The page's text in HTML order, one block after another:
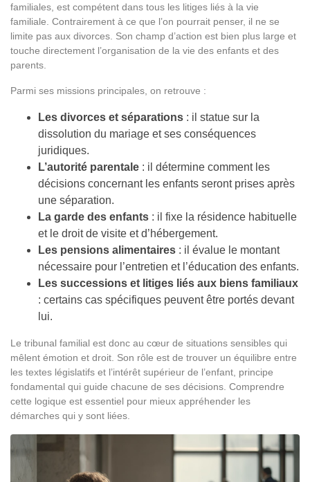
familiales, est compétent dans tous les litiges liés à la vie
familiale. Contrairement à ce que l’on pourrait penser, il ne se
limite pas aux divorces. Son champ d’action est bien plus large et
touche directement l’organisation de la vie des enfants et des
parents.
Parmi ses missions principales, on retrouve :
Les divorces et séparations : il statue sur la
dissolution du mariage et ses conséquences
juridiques.
L’autorité parentale : il détermine comment les
décisions concernant les enfants seront prises après
une séparation.
La garde des enfants : il fixe la résidence habituelle
et le droit de visite et d’hébergement.
Les pensions alimentaires : il évalue le montant
nécessaire pour l’entretien et l’éducation des enfants.
Les successions et litiges liés aux biens familiaux
: certains cas spécifiques peuvent être portés devant
lui.
Le tribunal familial est donc au cœur de situations sensibles qui
mêlent émotion et droit. Son rôle est de trouver un équilibre entre
les textes législatifs et l’intérêt supérieur de l’enfant, principe
fondamental qui guide chacune de ses décisions. Comprendre
cette logique est essentiel pour mieux appréhender les
démarches qui y sont liées.